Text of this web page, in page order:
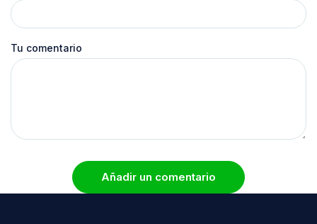
Tu comentario
Añadir un comentario